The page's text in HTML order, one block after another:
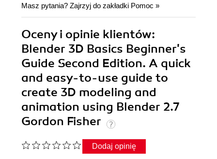
Masz pytania? Zajrzyj do zakładki Pomoc »
Oceny i opinie klientów:
Blender 3D Basics Beginner's
Guide Second Edition. A quick
and easy-to-use guide to
create 3D modeling and
animation using Blender 2.7
Gordon Fisher
Dodaj opinię